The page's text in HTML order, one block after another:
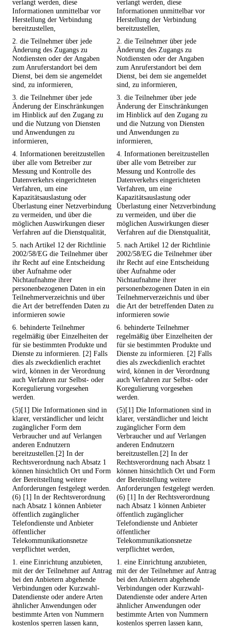
verlangt werden, diese
Informationen unmittelbar vor
Herstellung der Verbindung
bereitzustellen,
verlangt werden, diese
Informationen unmittelbar vor
Herstellung der Verbindung
bereitzustellen,
2. die Teilnehmer über jede
Änderung des Zugangs zu
Notdiensten oder der Angaben
zum Anruferstandort bei dem
Dienst, bei dem sie angemeldet
sind, zu informieren,
2. die Teilnehmer über jede
Änderung des Zugangs zu
Notdiensten oder der Angaben
zum Anruferstandort bei dem
Dienst, bei dem sie angemeldet
sind, zu informieren,
3. die Teilnehmer über jede
Änderung der Einschränkungen
im Hinblick auf den Zugang zu
und die Nutzung von Diensten
und Anwendungen zu
informieren,
3. die Teilnehmer über jede
Änderung der Einschränkungen
im Hinblick auf den Zugang zu
und die Nutzung von Diensten
und Anwendungen zu
informieren,
4. Informationen bereitzustellen
über alle vom Betreiber zur
Messung und Kontrolle des
Datenverkehrs eingerichteten
Verfahren, um eine
Kapazitätsauslastung oder
Überlastung einer Netzverbindung
zu vermeiden, und über die
möglichen Auswirkungen dieser
Verfahren auf die Dienstqualität,
4. Informationen bereitzustellen
über alle vom Betreiber zur
Messung und Kontrolle des
Datenverkehrs eingerichteten
Verfahren, um eine
Kapazitätsauslastung oder
Überlastung einer Netzverbindung
zu vermeiden, und über die
möglichen Auswirkungen dieser
Verfahren auf die Dienstqualität,
5. nach Artikel 12 der Richtlinie
2002/58/EG die Teilnehmer über
ihr Recht auf eine Entscheidung
über Aufnahme oder
Nichtaufnahme ihrer
personenbezogenen Daten in ein
Teilnehmerverzeichnis und über
die Art der betreffenden Daten zu
informieren sowie
5. nach Artikel 12 der Richtlinie
2002/58/EG die Teilnehmer über
ihr Recht auf eine Entscheidung
über Aufnahme oder
Nichtaufnahme ihrer
personenbezogenen Daten in ein
Teilnehmerverzeichnis und über
die Art der betreffenden Daten zu
informieren sowie
6. behinderte Teilnehmer
regelmäßig über Einzelheiten der
für sie bestimmten Produkte und
Dienste zu informieren. [2] Falls
dies als zweckdienlich erachtet
wird, können in der Verordnung
auch Verfahren zur Selbst- oder
Koregulierung vorgesehen
werden.
6. behinderte Teilnehmer
regelmäßig über Einzelheiten der
für sie bestimmten Produkte und
Dienste zu informieren. [2] Falls
dies als zweckdienlich erachtet
wird, können in der Verordnung
auch Verfahren zur Selbst- oder
Koregulierung vorgesehen
werden.
(5)[1] Die Informationen sind in
klarer, verständlicher und leicht
zugänglicher Form dem
Verbraucher und auf Verlangen
anderen Endnutzern
bereitzustellen.[2] In der
Rechtsverordnung nach Absatz 1
können hinsichtlich Ort und Form
der Bereitstellung weitere
Anforderungen festgelegt werden.
(6) [1] In der Rechtsverordnung
nach Absatz 1 können Anbieter
öffentlich zugänglicher
Telefondienste und Anbieter
öffentlicher
Telekommunikationsnetze
verpflichtet werden,
(5)[1] Die Informationen sind in
klarer, verständlicher und leicht
zugänglicher Form dem
Verbraucher und auf Verlangen
anderen Endnutzern
bereitzustellen.[2] In der
Rechtsverordnung nach Absatz 1
können hinsichtlich Ort und Form
der Bereitstellung weitere
Anforderungen festgelegt werden.
(6) [1] In der Rechtsverordnung
nach Absatz 1 können Anbieter
öffentlich zugänglicher
Telefondienste und Anbieter
öffentlicher
Telekommunikationsnetze
verpflichtet werden,
1. eine Einrichtung anzubieten,
mit der der Teilnehmer auf Antrag
bei den Anbietern abgehende
Verbindungen oder Kurzwahl-
Datendienste oder andere Arten
ähnlicher Anwendungen oder
bestimmte Arten von Nummern
kostenlos sperren lassen kann,
1. eine Einrichtung anzubieten,
mit der der Teilnehmer auf Antrag
bei den Anbietern abgehende
Verbindungen oder Kurzwahl-
Datendienste oder andere Arten
ähnlicher Anwendungen oder
bestimmte Arten von Nummern
kostenlos sperren lassen kann,